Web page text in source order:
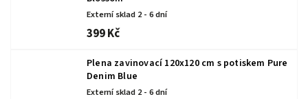
Externí sklad 2 - 6 dní
399 Kč
Plena zavinovací 120x120 cm s potiskem Pure
Denim Blue
Externí sklad 2 - 6 dní